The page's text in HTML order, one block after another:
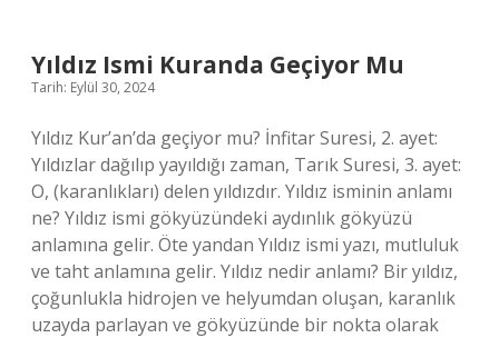
Yıldız Ismi Kuranda Geçiyor Mu
Tarih: Eylül 30, 2024
Yıldız Kur’an’da geçiyor mu? İnfitar Suresi, 2. ayet:
Yıldızlar dağılıp yayıldığı zaman, Tarık Suresi, 3. ayet:
O, (karanlıkları) delen yıldızdır. Yıldız isminin anlamı
ne? Yıldız ismi gökyüzündeki aydınlık gökyüzü
anlamına gelir. Öte yandan Yıldız ismi yazı, mutluluk
ve taht anlamına gelir. Yıldız nedir anlamı? Bir yıldız,
çoğunlukla hidrojen ve helyumdan oluşan, karanlık
uzayda parlayan ve gökyüzünde bir nokta olarak